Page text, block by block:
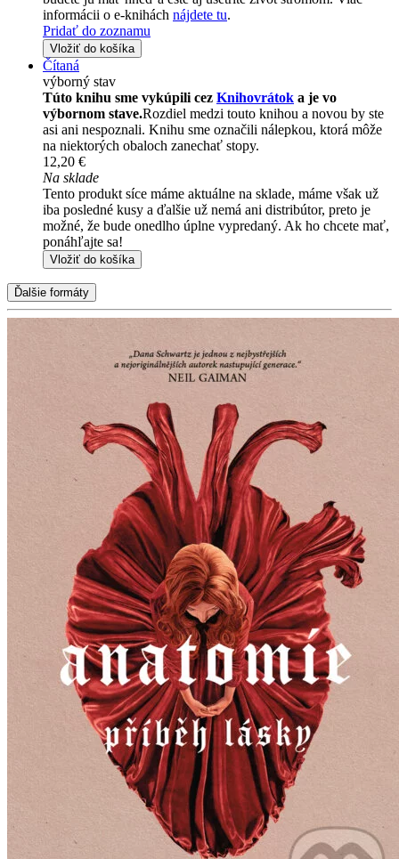
informácii o e-knihách nájdete tu.
Pridať do zoznamu
Vložiť do košíka
Čítaná
výborný stav
Túto knihu sme vykúpili cez Knihovrátok a je vo
výbornom stave.Rozdiel medzi touto knihou a novou by ste
asi ani nespoznali. Knihu sme označili nálepkou, ktorá môže
na niektorých obaloch zanechať stopy.
12,20 €
Na sklade
Tento produkt síce máme aktuálne na sklade, máme však už
iba posledné kusy a ďalšie už nemá ani distribútor, preto je
možné, že bude onedlho úplne vypredaný. Ak ho chcete mať,
ponáhľajte sa!
Vložiť do košíka
Ďalšie formáty